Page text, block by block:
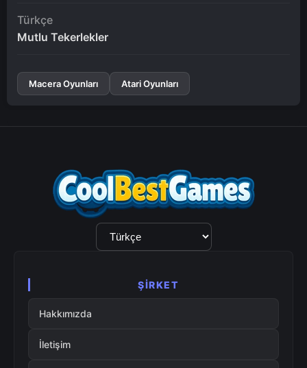
Türkçe
Mutlu Tekerlekler
Macera Oyunları Atari Oyunları
Dil
Seçimi
ŞIRKET
Hakkımızda
İletişim